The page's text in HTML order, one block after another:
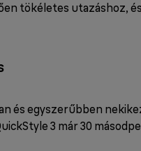
tökéletes utazáshoz,
és egyszerűbben
3 már 30